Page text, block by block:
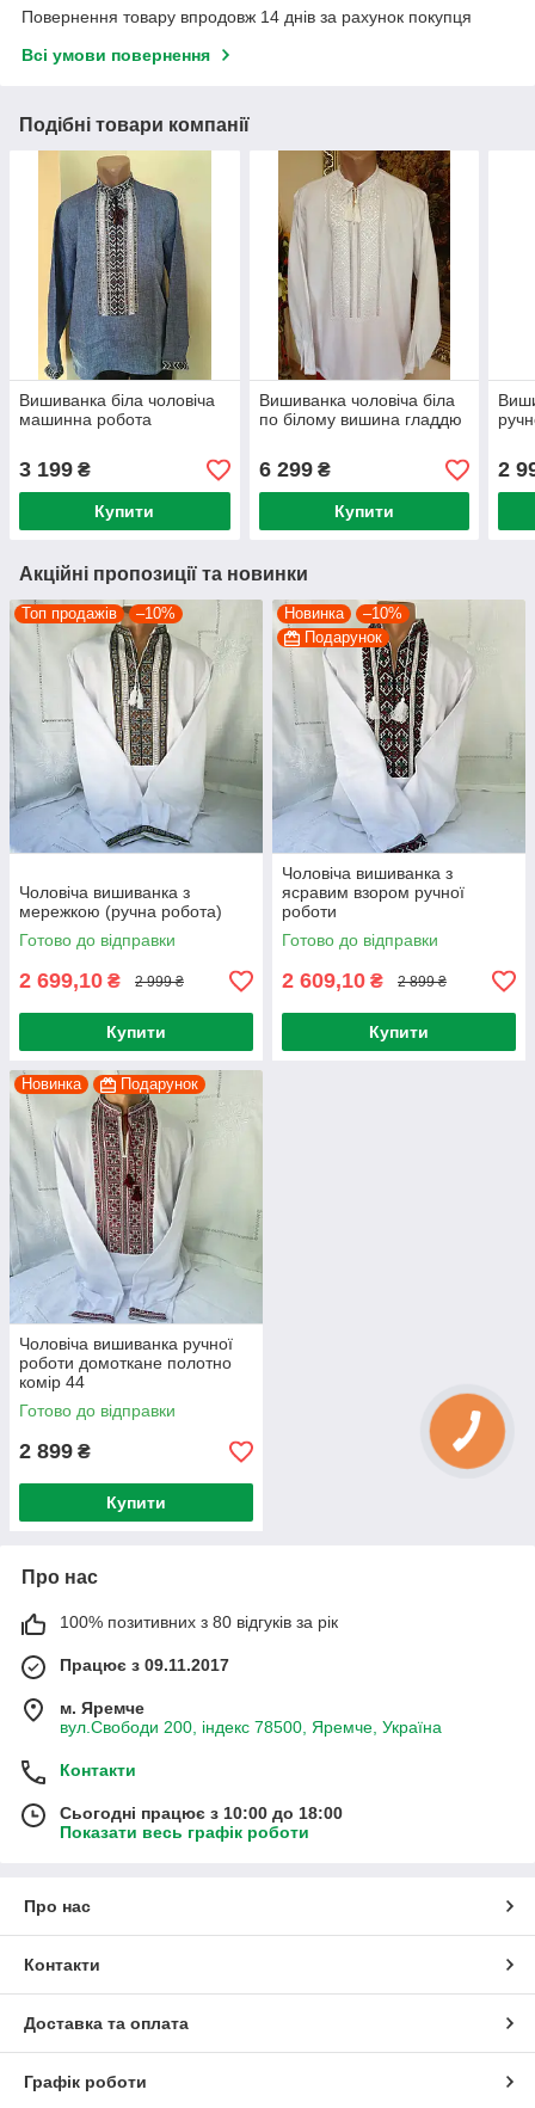
Повернення товару впродовж 14 днів за рахунок покупця
Всі умови повернення
Подібні товари компанії
Вишиванка біла чоловіча
машинна робота
3 199 ₴
Купити
Вишиванка чоловіча біла
по білому вишина гладдю
6 299₴
Купити
2
Акційні пропозиції та новинки
Топ продажів –10%
Чоловіча вишиванка з
мережкою (ручна робота)
Готово до відправки
2 699,10 ₴ 2 999 ₴
Купити
Новинка
–10%
Подарунок
Чоловіча вишиванка з
ясравим взором ручної
роботи
Готово до відправки
2 609,10 ₴ 2 899 ₴
Купити
Новинка Подарунок
Чоловіча вишиванка ручної
роботи домоткане полотно
комір 44
Готово до відправки
2 899 ₴
Купити
Про нас
100% позитивних з 80 відгуків за рік
Працює з 09.11.2017
м. Яремче
вул.Свободи 200, індекс 78500, Яремче, Україна
Контакти
Сьогодні працює з 10:00 до 18:00
Показати весь графік роботи
Про нас
Контакти
Доставка та оплата
Графік роботи